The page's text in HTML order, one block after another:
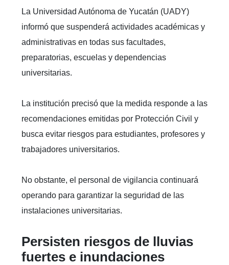
La Universidad Autónoma de Yucatán (UADY)
informó que suspenderá actividades académicas y
administrativas en todas sus facultades,
preparatorias, escuelas y dependencias
universitarias.
La institución precisó que la medida responde a las
recomendaciones emitidas por Protección Civil y
busca evitar riesgos para estudiantes, profesores y
trabajadores universitarios.
No obstante, el personal de vigilancia continuará
operando para garantizar la seguridad de las
instalaciones universitarias.
Persisten riesgos de lluvias
fuertes e inundaciones